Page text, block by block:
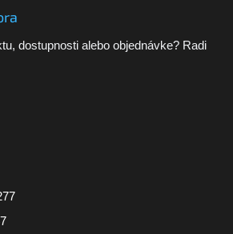
dostupnosti alebo objednávke? Radi